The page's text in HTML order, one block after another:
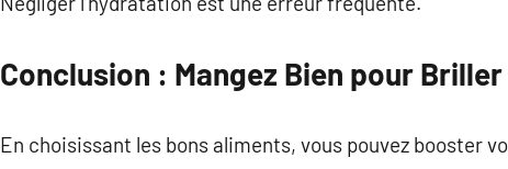
Conclusion : Mangez Bien pour
En choisissant les bons aliments, vous pouvez booster